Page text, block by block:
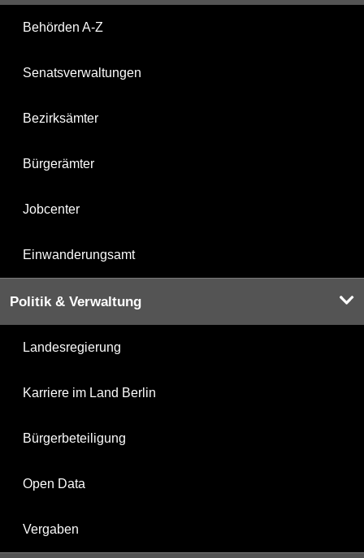
Behörden A-Z
Senatsverwaltungen
Bezirksämter
Bürgerämter
Jobcenter
Einwanderungsamt
Politik & Verwaltung
Landesregierung
Karriere im Land Berlin
Bürgerbeteiligung
Open Data
Vergaben